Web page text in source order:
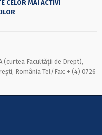
CELOR MAI ACTIVI
(curtea Facultății de Drept),
România Tel/Fax: + (4) 0726